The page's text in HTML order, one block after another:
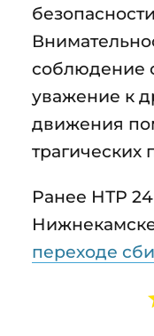
соблюдение
уважение к
движения
трагических
Ранее НТР
переходе